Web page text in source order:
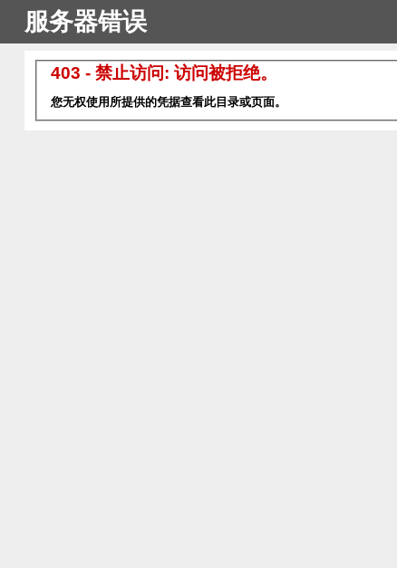
服务器错误
403 - 禁止访问: 访问被拒绝。
您无权使用所提供的凭据查看此目录或页面。